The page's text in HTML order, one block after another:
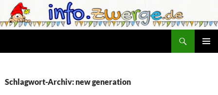
Zum
Inhalt
springen
Schlagwort-Archiv: new generation